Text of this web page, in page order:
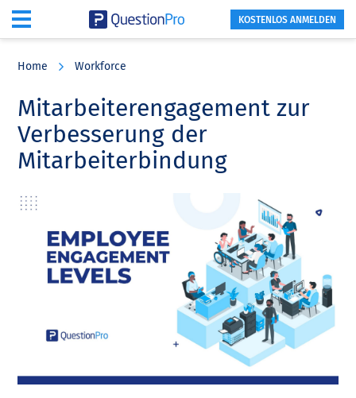
content
sidebar
KOSTENLOS ANMELDEN
Home Workforce
Mitarbeiterengagement zur
Verbesserung der
Mitarbeiterbindung